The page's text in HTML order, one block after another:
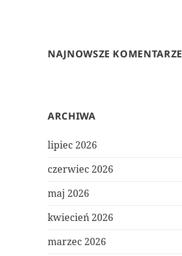
NAJNOWSZE KOMENTARZE
ARCHIWA
lipiec 2026
czerwiec 2026
maj 2026
kwiecień 2026
marzec 2026